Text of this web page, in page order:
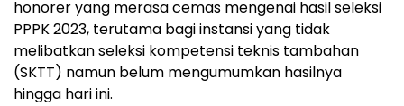
honorer yang merasa cemas mengenai hasil seleksi
PPPK 2023, terutama bagi instansi yang tidak
melibatkan seleksi kompetensi teknis tambahan
(SKTT) namun belum mengumumkan hasilnya
hingga hari ini.